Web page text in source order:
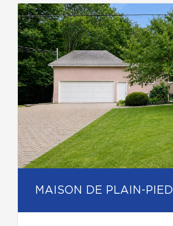
MAISON DE PLAIN-PIED